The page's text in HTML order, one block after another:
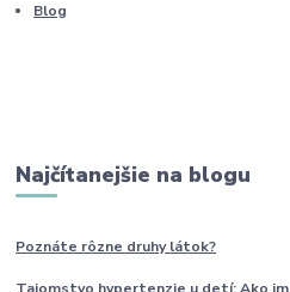
Blog
Najčítanejšie na blogu
Poznáte rôzne druhylátok?